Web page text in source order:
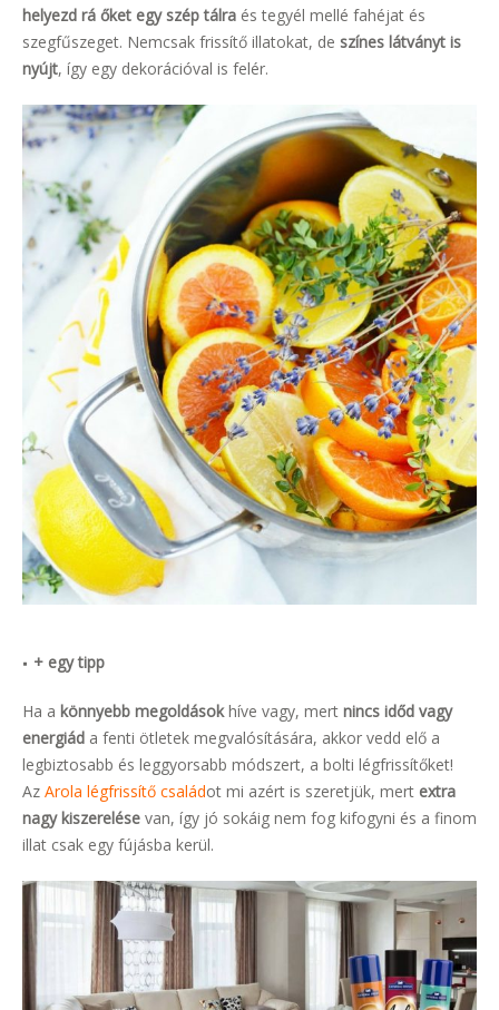
helyezd rá őket egy szép tálra és tegyél mellé fahéjat és
szegfűszeget. Nemcsak frissítő illatokat, de színes látványt is
nyújt, így egy dekorációval is felér.
+ egy tipp
Ha a könnyebb megoldásokhíve vagy, mert nincs időd vagy
energiád a fenti ötletek megvalósítására, akkor vedd elő a
legbiztosabb és leggyorsabb módszert, a bolti légfrissítőket!
Az Arola légfrissítő családot mi azért is szeretjük, mert extra
nagy kiszerelése van, így jó sokáig nem fog kifogyni és a finom
illat csak egy fújásba kerül.